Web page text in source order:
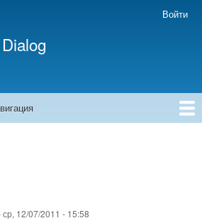
основному
содержанию
Войти
ср, 12/07/2011 - 15:58